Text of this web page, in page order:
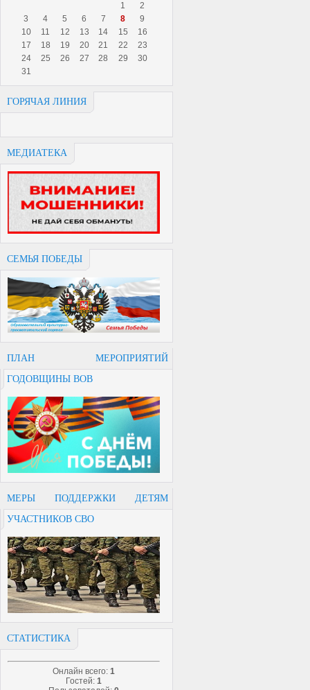
1
2
3
4 5 6 7 8
9
10
11 12 13 14 15
16
17
18 19 20 21 22
23
24
25 26 27 28 29
30
31
ГОРЯЧАЯ ЛИНИЯ
МЕДИАТЕКА
СЕМЬЯ ПОБЕДЫ
ПЛАН МЕРОПРИЯТИЙ
ГОДОВЩИНЫ ВОВ
МЕРЫ ПОДДЕРЖКИ ДЕТЯМ
УЧАСТНИКОВ СВО
СТАТИСТИКА
Онлайн всего: 1
Гостей: 1